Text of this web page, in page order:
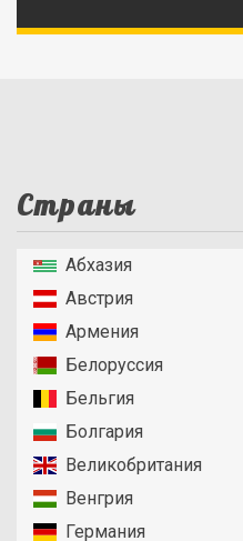
Страны
Абхазия
Австрия
Армения
Белоруссия
Бельгия
Болгария
Великобритания
Венгрия
Германия